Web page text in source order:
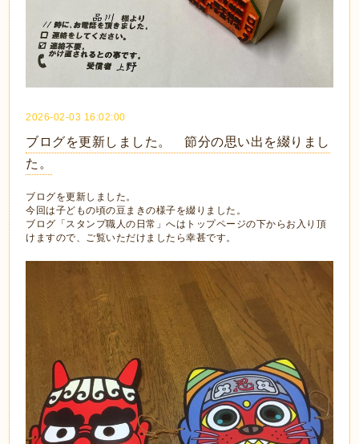
2026-02-03 16:02:00
ブログを更新しました。 節分の思い出を綴りまし
た。
ブログを更新しました。
今回は子どもの頃の豆まきの様子を綴りました。
ブログ「スタンプ職人の日常」へはトップページの下からお入り頂
けますので、ご覧いただけましたら幸甚です。